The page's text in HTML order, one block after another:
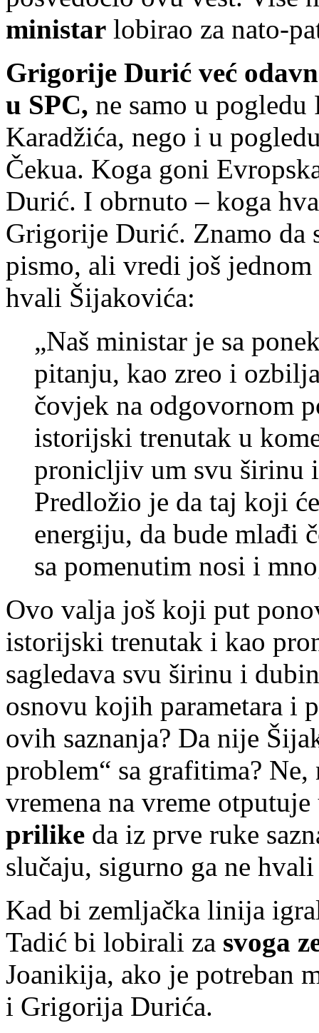
ministar lobirao za nato-
Grigorije Durić već
u SPC, ne samo u
Karadžića, nego i u
Čekua. Koga goni
Durić. I obrnuto – koga
Grigorije Durić. Znamo
pismo, ali vredi još
hvali Šijakovića:
„Naš ministar je sa
pitanju, kao zreo i
čovjek na odgovornom
istorijski trenutak u
pronicljiv um svu širinu
Predložio je da taj koji
energiju, da bude mlađi
sa pomenutim nosi i
Ovo valja još koji put
istorijski trenutak i kao
sagledava svu širinu i
osnovu kojih parametara i
ovih saznanja? Da nije
problem“ sa grafitima?
vremena na vreme
prilike da iz prve ruke
slučaju, sigurno ga ne
Kad bi zemljačka linija
Tadić bi lobirali za svoga
Joanikija, ako je potreban
i Grigorija Durića.